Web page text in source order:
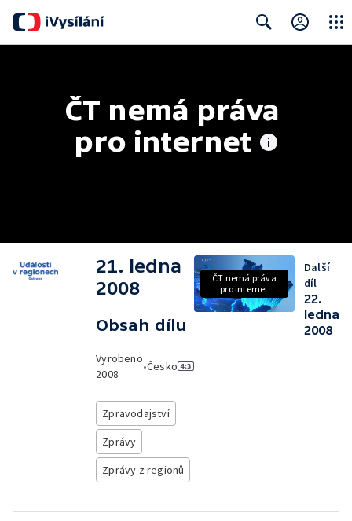
ČT nemá práva
pro internet
21. ledna
2008
Obsah dílu
Vyrobeno
2008
•Česko
Zpravodajství
Zprávy
Zprávy z regionů
ČT nemá práva
pro internet
Další
díl
22.
ledna
2008